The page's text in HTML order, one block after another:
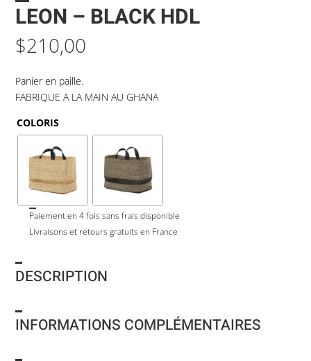
LEON – BLACK HDL
$210,00
Panier en paille.
FABRIQUE A LA MAIN AU GHANA
COLORIS
Paiement en 4 fois sans frais disponible
Livraisons et retours gratuits en France
DESCRIPTION
INFORMATIONS COMPLÉMENTAIRES